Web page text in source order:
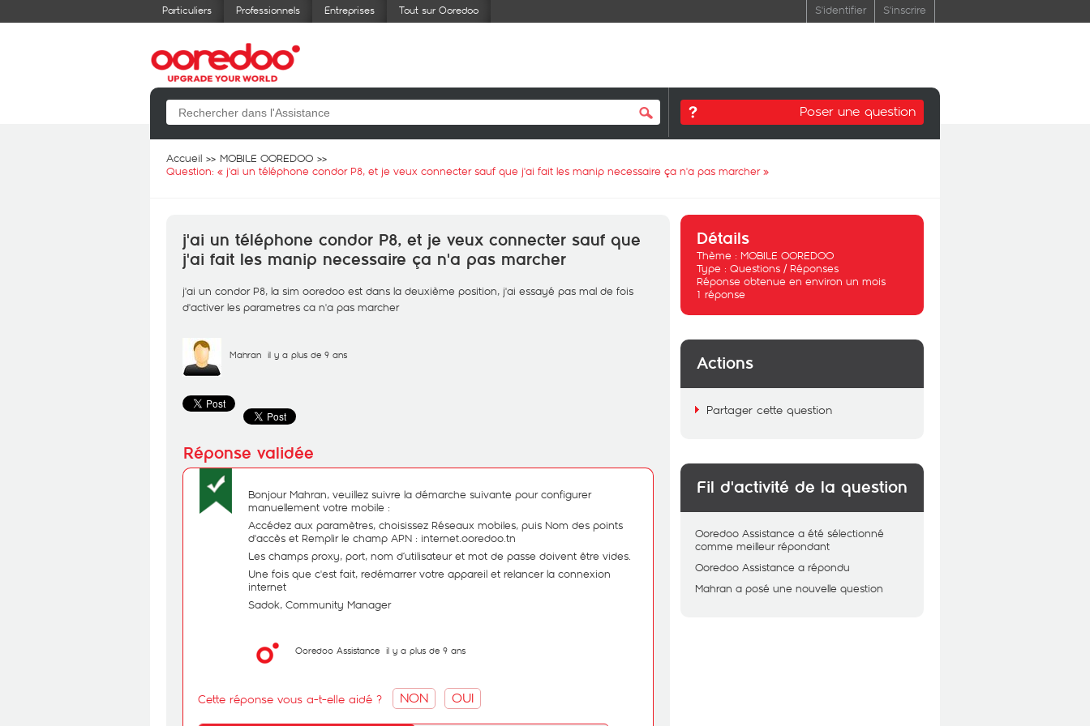
Particuliers Professionnels Entreprises Tout sur Ooredoo S'identifier S'inscrire
Poser une question
Accueil
MOBILE OOREDOO
Question: « j'ai un téléphone condor P8, et je veux connecter sauf que j'ai fait les manip necessaire ça n'a pas marcher»
j'ai un téléphone condor P8, et je veux connecter sauf que
j'ai fait les manip necessaire ça n'a pas marcher
j'ai un condor P8, la sim ooredoo est dans la deuxième position, j'ai essayé pas mal de fois
d'activer les parametres ca n'a pas marcher
Mahran il y a plus de 9 ans
Bonjour Mahran, veuillez suivre la démarche suivante pour configurer
manuellement votre mobile :
Accédez aux paramètres, choisissez Réseaux mobiles, puis Nom des points
d'accès et Remplir le champ APN : internet.ooredoo.tn
Les champs proxy, port, nom d’utilisateur et mot de passe doivent être vides.
Une fois que c'est fait, redémarrer votre appareil et relancer la connexion
internet
Sadok, Community Manager
Ooredoo Assistance il y a plus de 9 ans
Cette réponse vous a-t-elle aidé ? NON OUI
Détails
Thème : MOBILE OOREDOO
Type : Questions / Réponses
Réponse obtenue en environ un mois
1 réponse
Actions
Partager cette question
Fil d'activité de la question
Ooredoo Assistance a été sélectionné
comme meilleur répondant
Ooredoo Assistance a répondu
Mahran a posé une nouvelle question